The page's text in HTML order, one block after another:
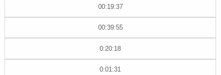
00:19:37
00:39:55
0:20:18
0:01:31